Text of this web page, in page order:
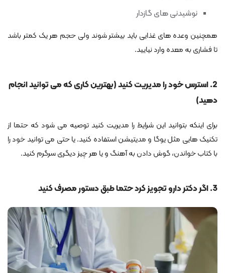
نوشیدنی های گازدار
همچنین وعده های غذایی باید بیشتر شوند ولی حجم هر یک کمتر باشد
تا فشاری به معده وارد نیایید.
2. استرس خود را مدیریت کنید (بهترین کاری که می توانید انجام
دهید)
برای اینکه بتوانید این شرایط را مدیریت کنید توصیه می شود که حتما از
تکنیک هایی مثل یوگا و مدیتیشن استفاده کنید. یا حتی می توانید خود را
با کتاب خواندن، گوش دادن به آهنگ و یا هر چیز دیگری سرگرم کنید.
3. اگر دکتر دارو تجویز کرد حتما طبق دستور مصرف کنید